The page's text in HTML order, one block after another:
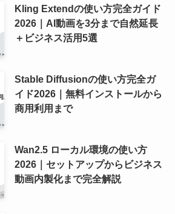
Kling Extendの使い方完全ガイド
2026｜AI動画を3分まで自然延長
＋ビジネス活用5選
Stable Diffusionの使い方完全ガ
イド2026｜無料インストールから
商用利用まで
Wan2.5 ローカル環境の使い方
2026｜セットアップからビジネス
動画内製化まで完全解説